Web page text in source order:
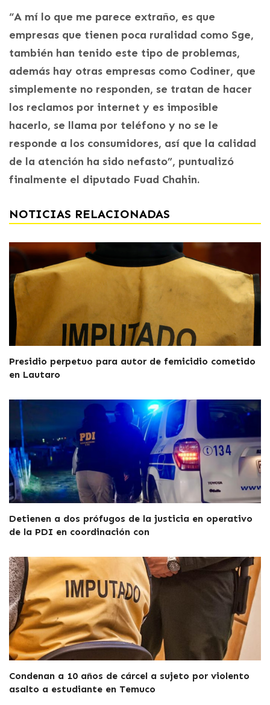
“A mí lo que me parece extraño, es que
empresas que tienen poca ruralidad como Sge,
también han tenido este tipo de problemas,
además hay otras empresas como Codiner, que
simplemente no responden, se tratan de hacer
los reclamos por internet y es imposible
hacerlo, se llama por teléfono y no se le
responde a los consumidores, así que la calidad
de la atención ha sido nefasto”, puntualizó
finalmente el diputado Fuad Chahin.
NOTICIAS RELACIONADAS
Presidio perpetuo para autor de femicidio cometido
en Lautaro
Detienen a dos prófugos de la justicia en operativo
de la PDI en coordinación con
Condenan a 10 años de cárcel a sujeto por violento
asalto a estudiante en Temuco